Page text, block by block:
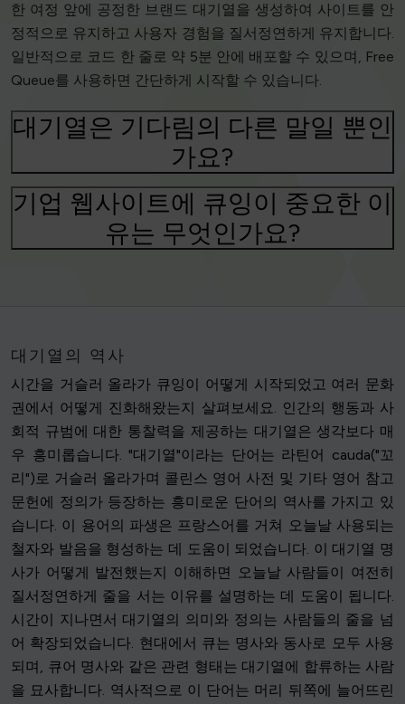
한 여정 앞에 공정한 브랜드 대기열을 생성하여 사이트를 안
정적으로 유지하고 사용자 경험을 질서정연하게 유지합니다.
일반적으로 코드 한 줄로 약 5분 안에 배포할 수 있으며, Free
Queue를 사용하면 간단하게 시작할 수 있습니다.
대기열은 기다림의 다른 말일 뿐인
가요?
기업 웹사이트에 큐잉이 중요한 이
유는 무엇인가요?
대기열의 역사
시간을 거슬러 올라가 큐잉이 어떻게 시작되었고 여러 문화
권에서 어떻게 진화해왔는지 살펴보세요. 인간의 행동과 사
회적 규범에 대한 통찰력을 제공하는 대기열은 생각보다 매
우 흥미롭습니다. "대기열"이라는 단어는 라틴어 cauda("꼬
리")로 거슬러 올라가며 콜린스 영어 사전 및 기타 영어 참고
문헌에 정의가 등장하는 흥미로운 단어의 역사를 가지고 있
습니다. 이 용어의 파생은 프랑스어를 거쳐 오늘날 사용되는
철자와 발음을 형성하는 데 도움이 되었습니다. 이 대기열 명
사가 어떻게 발전했는지 이해하면 오늘날 사람들이 여전히
질서정연하게 줄을 서는 이유를 설명하는 데 도움이 됩니다.
시간이 지나면서 대기열의 의미와 정의는 사람들의 줄을 넘
어 확장되었습니다. 현대에서 큐는 명사와 동사로 모두 사용
되며, 큐어 명사와 같은 관련 형태는 대기열에 합류하는 사람
을 묘사합니다. 역사적으로 이 단어는 머리 뒤쪽에 늘어뜨린